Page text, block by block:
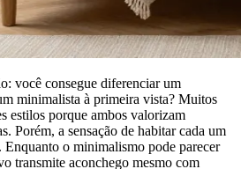
você consegue diferenciar um
minimalista à primeira vista? Muitos
estilos porque ambos valorizam
Porém, a sensação de habitar cada um
Enquanto o minimalismo pode parecer
transmite aconchego mesmo com